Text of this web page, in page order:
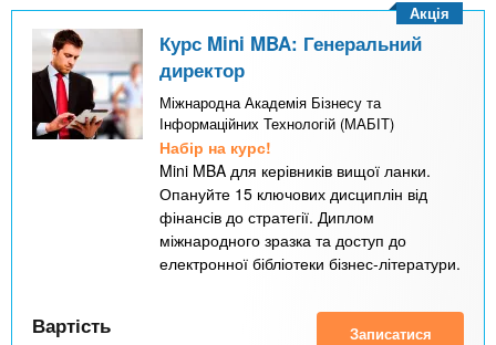
Курс Mini MBA: Генеральний
директор
Міжнародна Академія Бізнесу та
Інформаційних Технологій (МАБІТ)
Набір на курс!
Mini MBA для керівників вищої ланки.
Опануйте 15 ключових дисциплін від
фінансів до стратегії. Диплом
міжнародного зразка та доступ до
електронної бібліотеки бізнес-літератури.
Акція
Вартість Записатися